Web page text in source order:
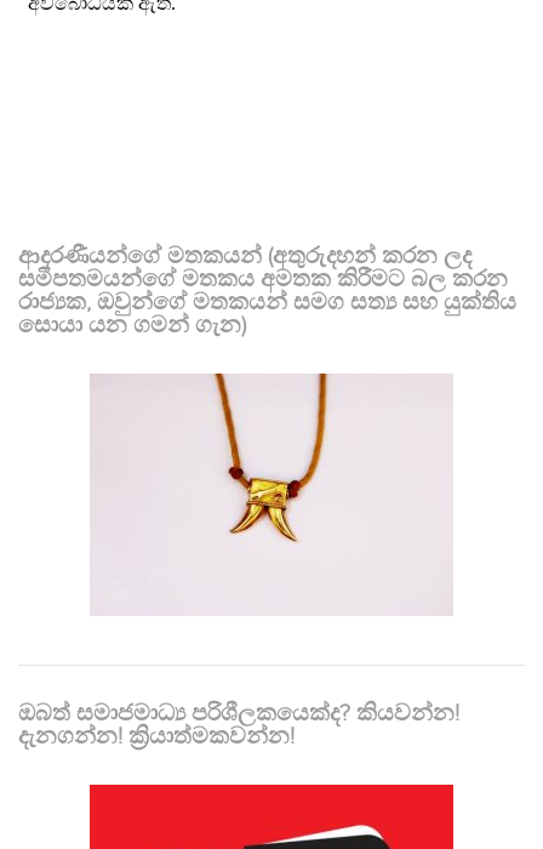
ආදරණීයන්ගේ මතකයන් (අතුරුදහන් කරන ලද
සමීපතමයන්ගේ මතකය අමතක කිරීමට බල කරන
රාජ්‍යක, ඔවුන්ගේ මතකයන් සමග සත්‍ය සහ යුක්තිය
සොයා යන ගමන් ගැන)
ඔබත් සමාජමාධ්‍ය පරිශීලකයෙක්ද? කියවන්න!
දැනගන්න! ක්‍රියාත්මකවන්න!